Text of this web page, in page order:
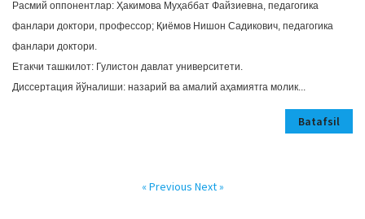
Расмий оппонентлар: Ҳакимова Муҳаббат Файзиевна, педагогика
фанлари доктори, профессор; Қиёмов Нишон Садикович, педагогика
фанлари доктори.
Етакчи ташкилот: Гулистон давлат университети.
Диссертация йўналиши: назарий ва амалий аҳамиятга молик...
Batafsil
« Previous Next »